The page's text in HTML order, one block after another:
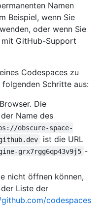
Namen
Beispiel, wenn Sie
oder wenn Sie
GitHub-Support
Codespaces zu
Schritte aus:
Die
Name des
obscure-space-
ist die URL
grx7rgg6qp43v9j5 -
nicht öffnen können,
Liste der
codespaces